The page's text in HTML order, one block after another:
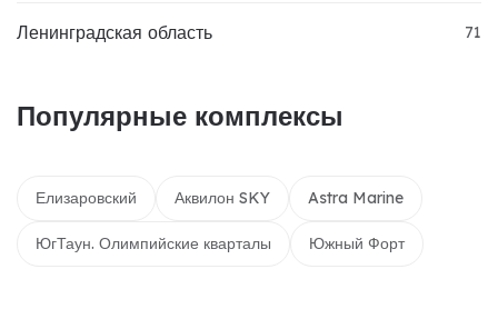
Ленинградская область 71
Популярные комплексы
Елизаровский Аквилон SKY Astra Marine
ЮгТаун. Олимпийские кварталы Южный Форт